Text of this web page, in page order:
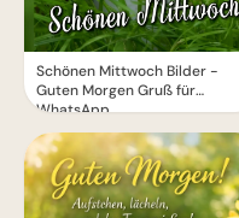
Schönen Mittwoch Bilder -
Guten Morgen Gruß für
WhatsApp